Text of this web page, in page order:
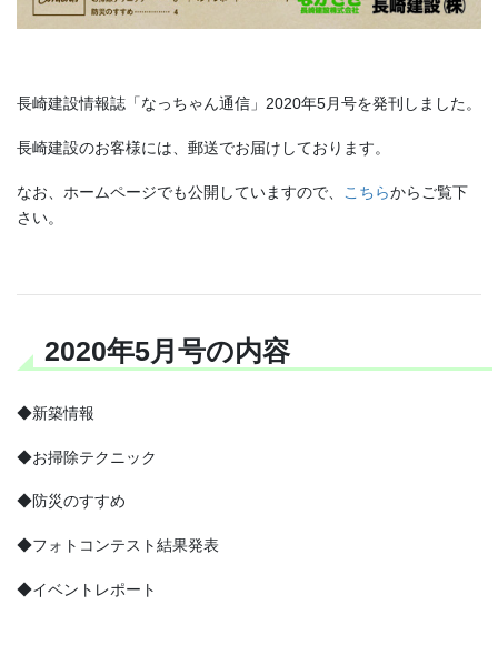
長崎建設情報誌「なっちゃん通信」2020年5月号を発刊しました。
長崎建設のお客様には、郵送でお届けしております。
なお、ホームページでも公開していますので、 こちらからご覧下
さい。
2020年5月号の内容
◆新築情報
◆お掃除テクニック
◆防災のすすめ
◆フォトコンテスト結果発表
◆イベントレポート